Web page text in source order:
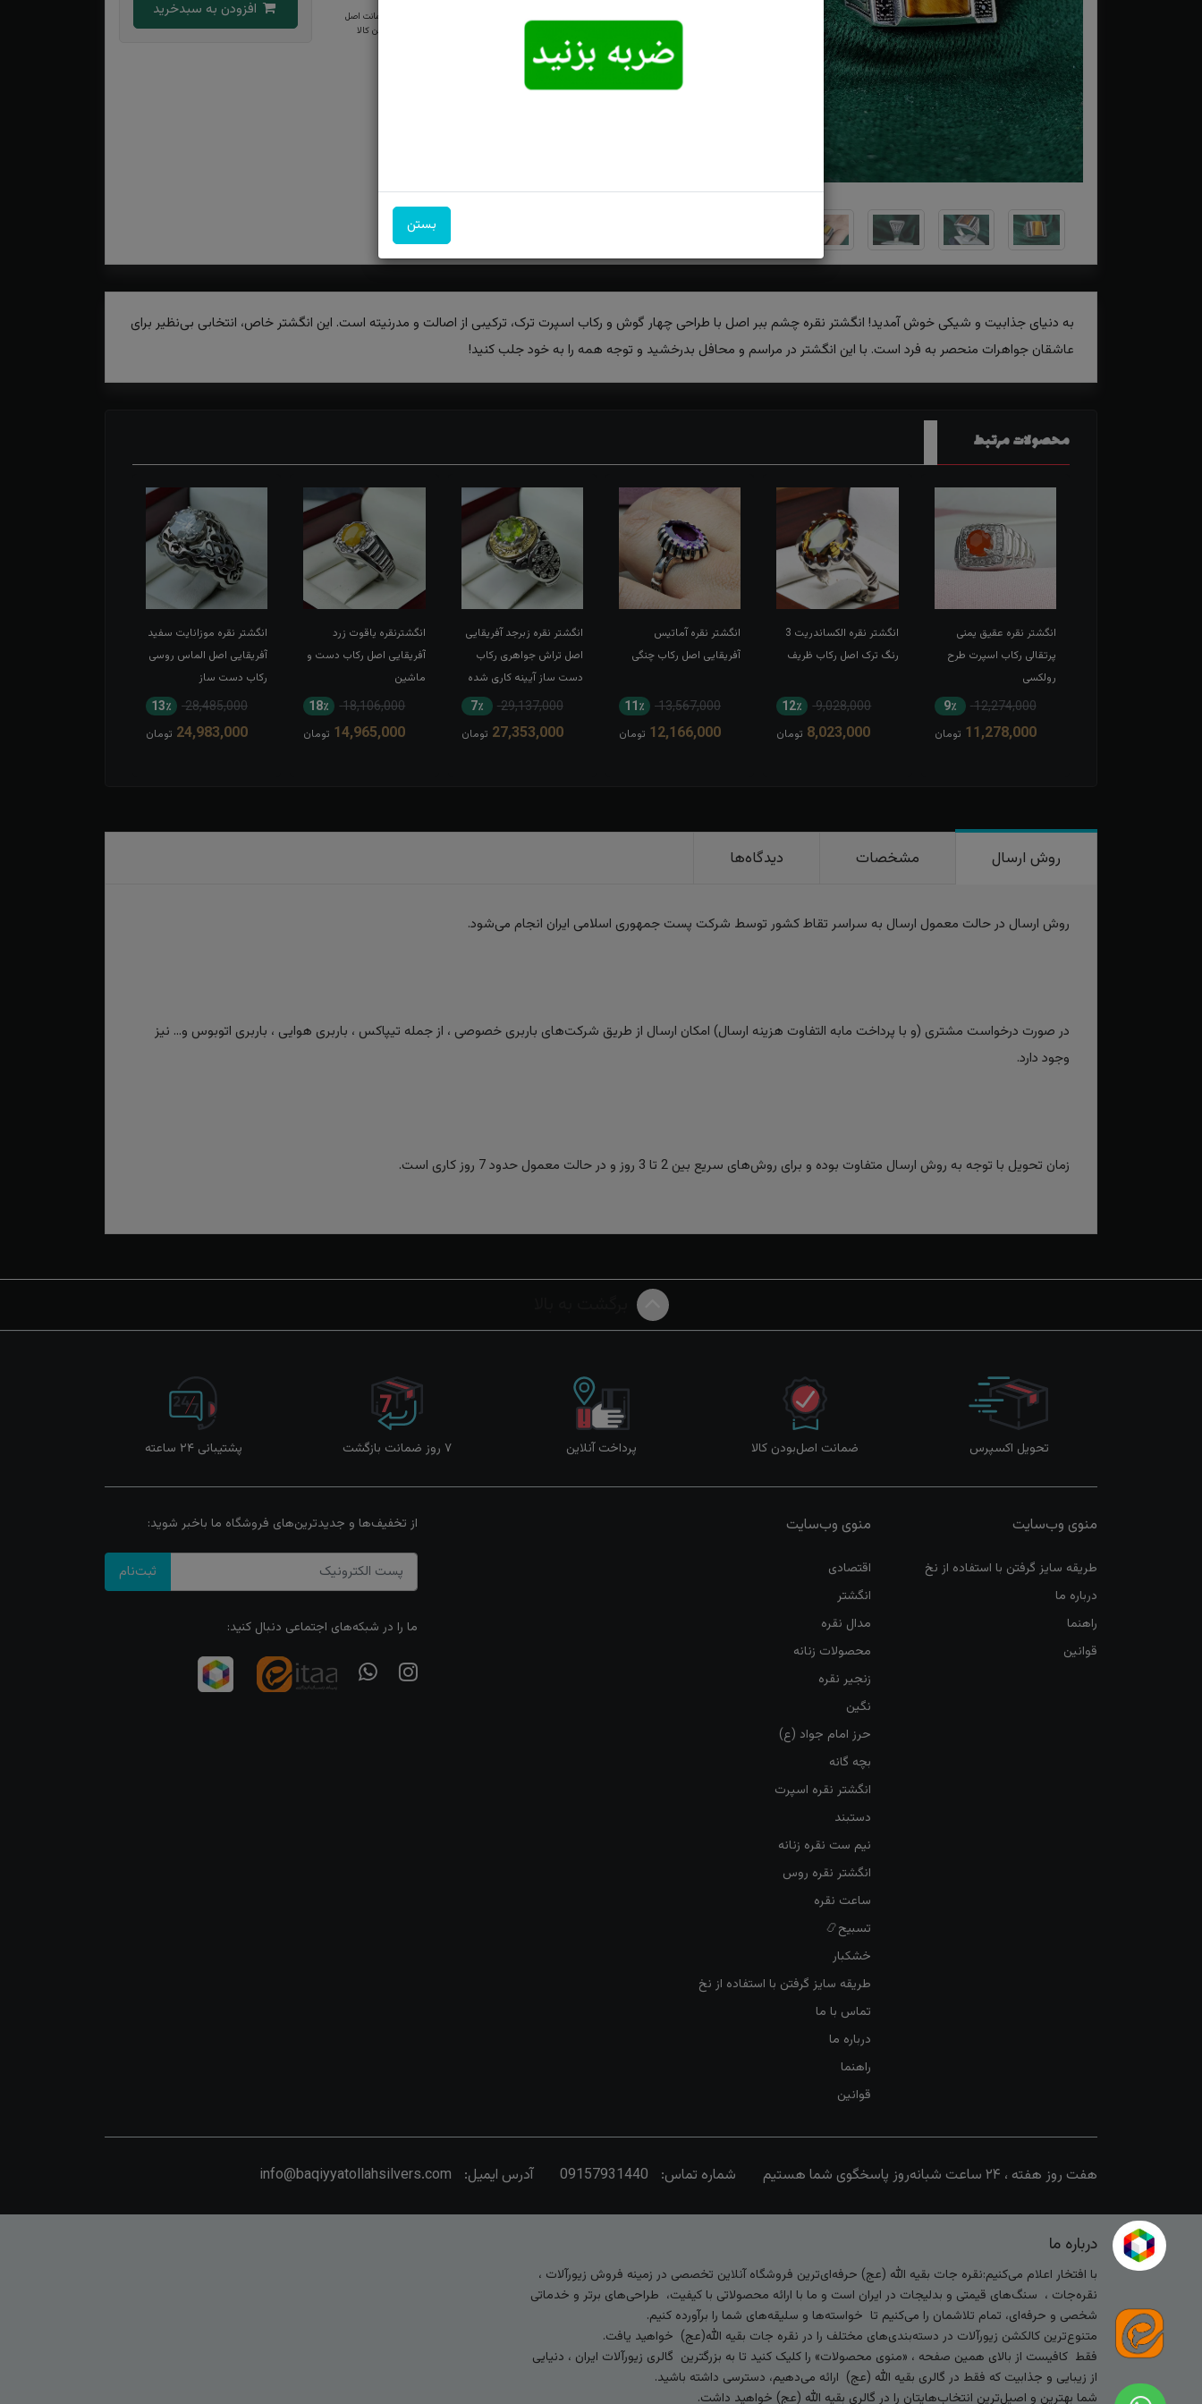
امکان تحویل
اکسپرس
امکان پرداخت
ضمانت اصل
بودن کالا
به دنیای جذابیت و شیکی خوش آمدید! انگشتر نقره چشم ببر اصل با طراحی چهار گوش و رکاب اسپرت ترک، ترکیبی از اصالت و مدرنیته است. این انگشتر خاص، انتخابی بی‌نظیر برای
عاشقان جواهرات منحصر به ‌فرد است. با این انگشتر در مراسم و محافل بدرخشید و توجه‌ همه را به خود جلب کنید!
محصولات مرتبط
انگشتر نقره عقیق یمنی
پرتقالی رکاب اسپرت طرح
رولکسی
12,274,000 9٪
11,278,000 تومان
انگشتر نقره الکساندریت 3
رنگ ترک اصل رکاب ظریف
9,028,000 12٪
8,023,000 تومان
انگشتر نقره آماتیس
آفریقایی اصل رکاب چنگی
13,567,000 11٪
12,166,000 تومان
انگشتر نقره زبرجد آفریقایی
اصل تراش جواهری رکاب
دست ساز آیینه کاری شده
اثر استاد البیک
29,137,000 7٪
27,353,000 تومان
انگشترنقره یاقوت زرد
آفریقایی اصل رکاب دست و
ماشین
18,106,000 18٪
14,965,000 تومان
انگشتر نقره موزانایت سفید
آفریقایی اصل الماس روسی
رکاب دست ساز
28,485,000 13٪
24,983,000 تومان
روش ارسال مشخصات دیدگاه‌ها
روش ارسال در حالت معمول ارسال به سراسر تقاط کشور توسط شرکت پست جمهوری اسلامی ایران انجام می‌شود.
در صورت درخواست مشتری (و با پرداخت مابه التفاوت هزینه ارسال) امکان ارسال از طریق شرکت‌های باربری خصوصی ، از جمله تیپاکس ، باربری هوایی ، باربری اتوبوس و... نیز
وجود دارد.
زمان تحویل با توجه به روش ارسال متفاوت بوده و برای روش‌های سریع بین 2 تا 3 روز و در حالت معمول حدود 7 روز کاری است.
بستن
تحویل اکسپرس ضمانت اصل‌بودن کالا پرداخت آنلاین ۷ روز ضمانت بازگشت پشتیبانی ۲۴ ساعته
منوی وب‌سایت
طریقه سایز گرفتن با استفاده از نخ
درباره ما
راهنما
قوانین
منوی وب‌سایت
اقتصادی
انگشتر
مدال نقره
محصولات زنانه
زنجیر نقره
نگین
حرز امام جواد (ع)
بچه گانه
انگشتر نقره اسپرت
دستبند
نیم ست نقره زنانه
انگشتر نقره روس
ساعت نقره
تسبیح📿
خشکبار
طریقه سایز گرفتن با استفاده از نخ
تماس با ما
درباره ما
راهنما
قوانین
از تخفیف‌ها و جدیدترین‌های فروشگاه ما باخبر شوید:
ثبت‌نام
ما را در شبکه‌های اجتماعی دنبال کنید:
هفت روز هفته ، ۲۴ ساعت شبانه‌روز پاسخگوی شما هستیم شماره تماس: 09157931440 آدرس ایمیل: info@baqiyyatollahsilvers.com
درباره ما
با افتخار اعلام می‌کنیم:نقره جات بقیه الله (عج) حرفه‌ای‌ترین فروشگاه آنلاین تخصصی در زمینه فروش زیورآلات ،
نقره‌جات ، سنگ‌های قیمتی و بدلیجات در ایران است و ما با ارائه محصولاتی با کیفیت، طراحی‌های برتر و خدماتی
شخصی و حرفه‌ای، تمام تلاشمان را می‌کنیم تا خواسته‌ها و سلیقه‌های شما را برآورده کنیم.
متنوع‌ترین کالکشن زیورآلات در دسته‌بندی‌های مختلف را در نقره جات بقیه الله(عج) خواهید یافت.
فقط کافیست از بالای همین صفحه ، «منوی محصولات» را کلیک کنید تا به بزرگترین گالری زیورآلات ایران ، دنیایی
از زیبایی و جذابیت که فقط در گالری بقیه الله (عج) ارائه می‌دهیم، دسترسی داشته باشید.
شما بهترین و اصیل‌ترین انتخاب‌هایتان را در گالری بقیه الله (عج) خواهید داشت.